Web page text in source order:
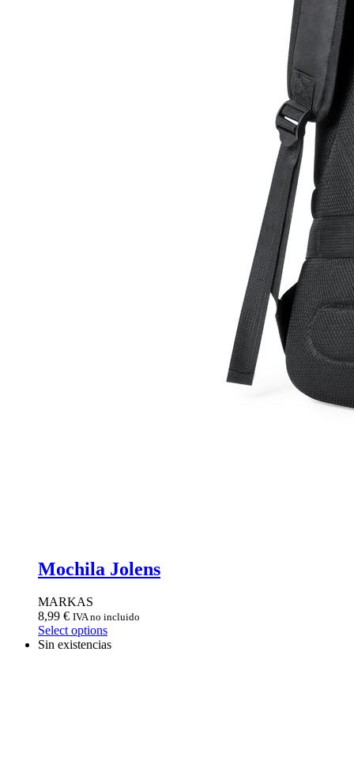
Mochila Jolens
MARKAS
8,99 € IVA no incluido
Select options
Sin existencias